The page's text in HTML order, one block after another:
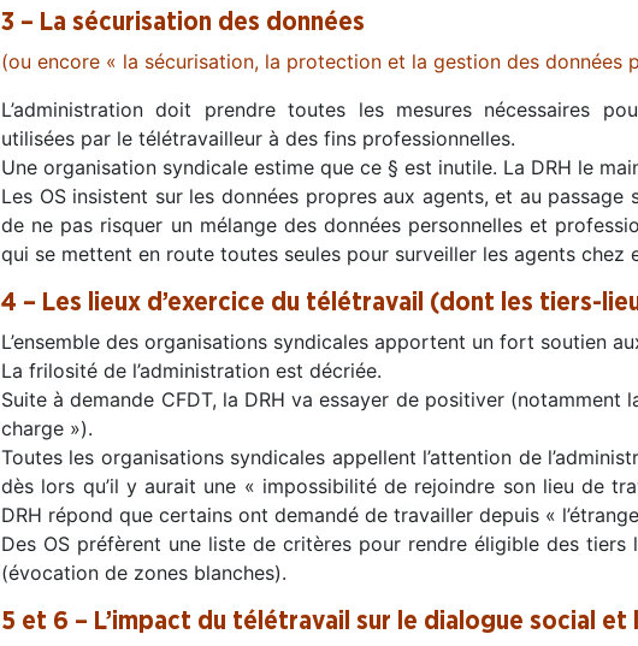
3 – La sécurisation des données
(ou encore « la sécurisation, la protection et la gestion des données
L’administration doit prendre toutes les mesures nécessaires
utilisées par le télétravailleur à des fins professionnelles.
Une organisation syndicale estime que ce § est inutile. La DRH le
Les OS insistent sur les données propres aux agents, et au
de ne pas risquer un mélange des données personnelles et
qui se mettent en route toutes seules pour surveiller les agents chez
4 – Les lieux d’exercice du télétravail (dont les tiers-
L’ensemble des organisations syndicales apportent un fort soutien
La frilosité de l’administration est décriée.
Suite à demande CFDT, la DRH va essayer de positiver (notamment
charge »).
Toutes les organisations syndicales appellent l’attention de
dès lors qu’il y aurait une « impossibilité de rejoindre son lieu de
DRH répond que certains ont demandé de travailler depuis «
Des OS préfèrent une liste de critères pour rendre éligible des
(évocation de zones blanches).
5 et 6 – L’impact du télétravail sur le dialogue social et